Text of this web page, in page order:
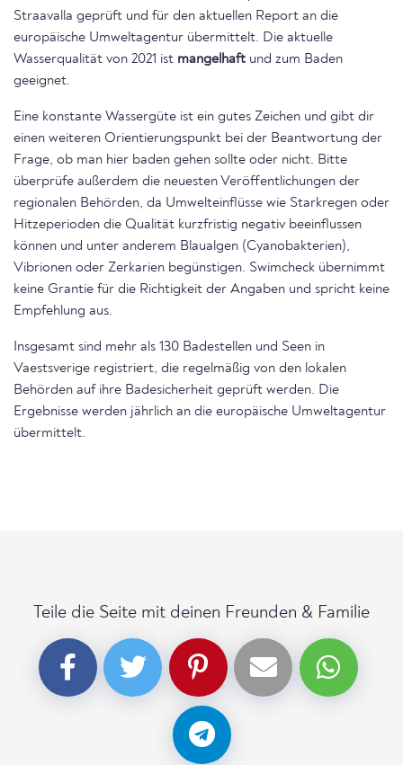
Straavalla geprüft und für den aktuellen Report an die
europäische Umweltagentur übermittelt. Die aktuelle
Wasserqualität von 2021 ist mangelhaft und zum Baden
geeignet.
Eine konstante Wassergüte ist ein gutes Zeichen und gibt dir
einen weiteren Orientierungspunkt bei der Beantwortung der
Frage, ob man hier baden gehen sollte oder nicht. Bitte
überprüfe außerdem die neuesten Veröffentlichungen der
regionalen Behörden, da Umwelteinflüsse wie Starkregen oder
Hitzeperioden die Qualität kurzfristig negativ beeinflussen
können und unter anderem Blaualgen (Cyanobakterien),
Vibrionen oder Zerkarien begünstigen. Swimcheck übernimmt
keine Grantie für die Richtigkeit der Angaben und spricht keine
Empfehlung aus.
Insgesamt sind mehr als 130 Badestellen und Seen in
Vaestsverige registriert, die regelmäßig von den lokalen
Behörden auf ihre Badesicherheit geprüft werden. Die
Ergebnisse werden jährlich an die europäische Umweltagentur
übermittelt.
Teile die Seite mit deinen Freunden & Familie